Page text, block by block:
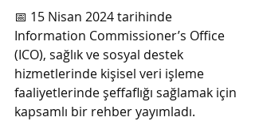
📅 15 Nisan 2024 tarihinde
Information Commissioner’s Office
(ICO), sağlık ve sosyal destek
hizmetlerinde kişisel veri işleme
faaliyetlerinde şeffaflığı sağlamak için
kapsamlı bir rehber yayımladı.